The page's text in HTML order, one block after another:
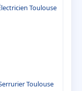
Toulouse
Toulouse